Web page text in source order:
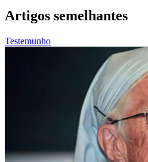
Artigos semelhantes
Testemunho